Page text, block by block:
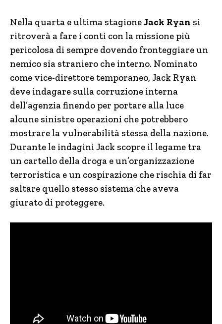
Nella quarta e ultima stagioneJack Ryan si
ritroverà a fare i conti con la missione più
pericolosa di sempre dovendo fronteggiare un
nemico sia straniero che interno. Nominato
come vice-direttore temporaneo, Jack Ryan
deve indagare sulla corruzione interna
dell’agenzia finendo per portare alla luce
alcune sinistre operazioni che potrebbero
mostrare la vulnerabilità stessa della nazione.
Durante le indagini Jack scopre il legame tra
un cartello della droga e un’organizzazione
terroristica e un cospirazione che rischia di far
saltare quello stesso sistema che aveva
giurato di proteggere.